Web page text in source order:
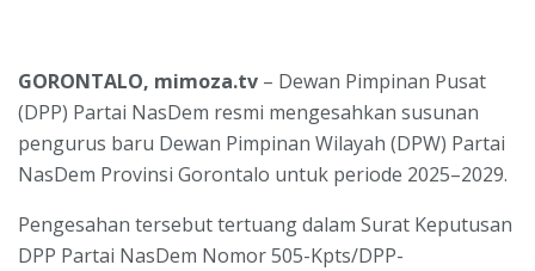
GORONTALO, mimoza.tv – Dewan Pimpinan Pusat
(DPP) Partai NasDem resmi mengesahkan susunan
pengurus baru Dewan Pimpinan Wilayah (DPW) Partai
NasDem Provinsi Gorontalo untuk periode 2025–2029.
Pengesahan tersebut tertuang dalam Surat Keputusan
DPP Partai NasDem Nomor 505-Kpts/DPP-